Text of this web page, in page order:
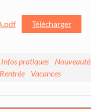
Télécharger
Infos pratiques
Rentrée Vacances